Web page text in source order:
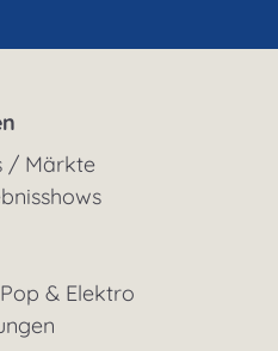
/ Märkte
& Elektro